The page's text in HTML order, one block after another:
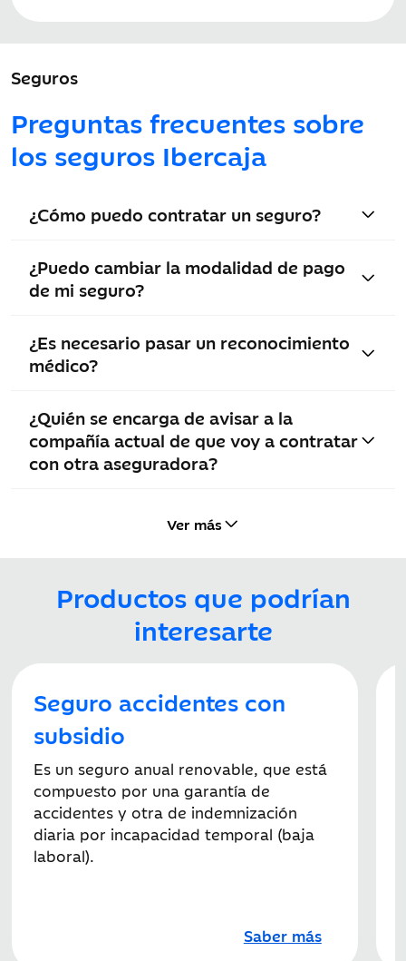
Seguros
Preguntas frecuentes sobre
los seguros Ibercaja
¿Cómo puedo contratar un seguro?
¿Puedo cambiar la modalidad de pago
de mi seguro?
¿Es necesario pasar un reconocimiento
médico?
¿Quién se encarga de avisar a la
compañía actual de que voy a contratar
con otra aseguradora?
Ver más
Productos que podrían
interesarte
Seguro accidentes con
subsidio
Es un seguro anual renovable, que está
compuesto por una garantía de
accidentes y otra de indemnización
diaria por incapacidad temporal (baja
laboral).
Saber más